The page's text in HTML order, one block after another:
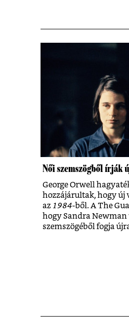
Női szemszögből írják
George Orwell
hozzájárultak, hogy új
az 1984-ből. A The
hogy Sandra Newman
szemszögéből fogja